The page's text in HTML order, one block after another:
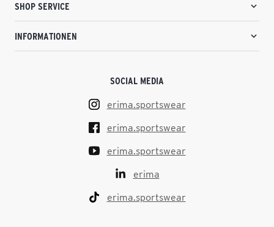
SHOP SERVICE
INFORMATIONEN
SOCIAL MEDIA
erima.sportswear
erima.sportswear
erima.sportswear
erima
erima.sportswear